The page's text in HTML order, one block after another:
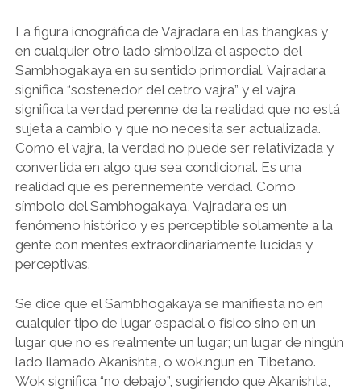
La figura icnográfica de Vajradara en las thangkas y
en cualquier otro lado simboliza el aspecto del
Sambhogakaya en su sentido primordial. Vajradara
significa “sostenedor del cetro vajra” y el vajra
significa la verdad perenne de la realidad que no está
sujeta a cambio y que no necesita ser actualizada.
Como el vajra, la verdad no puede ser relativizada y
convertida en algo que sea condicional. Es una
realidad que es perennemente verdad. Como
símbolo del Sambhogakaya, Vajradara es un
fenómeno histórico y es perceptible solamente a la
gente con mentes extraordinariamente lucidas y
perceptivas.
Se dice que el Sambhogakaya se manifiesta no en
cualquier tipo de lugar espacial o físico sino en un
lugar que no es realmente un lugar; un lugar de ningún
lado llamado Akanishta, o wok.ngun en Tibetano.
Wok significa “no debajo”, sugiriendo que Akanishta,